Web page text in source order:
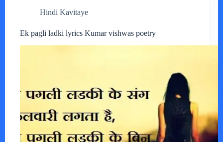
Hindi Kavitaye
Ek pagli ladki lyrics Kumar vishwas poetry